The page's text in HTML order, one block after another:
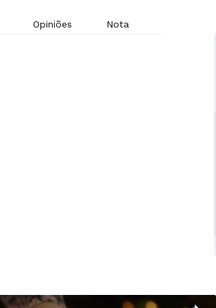
Opiniões Nota
×